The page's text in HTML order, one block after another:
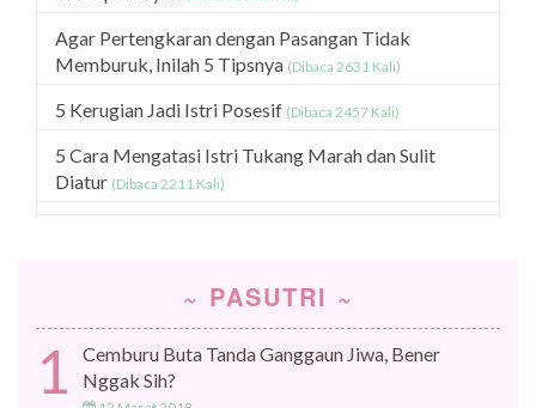
Agar Pertengkaran dengan Pasangan Tidak
Memburuk, Inilah 5 Tipsnya (Dibaca 2631 Kali)
5 Kerugian Jadi Istri Posesif (Dibaca 2457 Kali)
5 Cara Mengatasi Istri Tukang Marah dan Sulit
Diatur (Dibaca 2211 Kali)
~ PASUTRI ~
1
Cemburu Buta Tanda Ganggaun Jiwa, Bener
Nggak Sih?